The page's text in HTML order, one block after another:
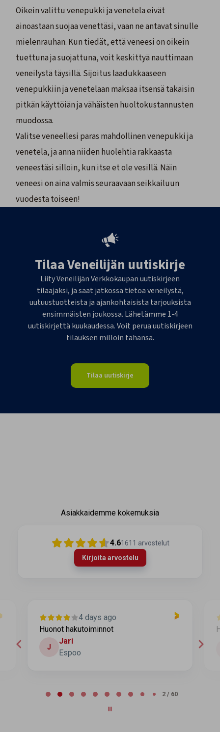
Oikein valittu venepukki ja venetela eivät
ainoastaan suojaa venettäsi, vaan ne antavat sinulle
mielenrauhan. Kun tiedät, että veneesi on oikein
tuettuna ja suojattuna, voit keskittyä nauttimaan
veneilystä täysillä. Sijoitus laadukkaaseen
venepukkiin ja venetelaan maksaa itsensä takaisin
pitkän käyttöiän ja vähäisten huoltokustannusten
muodossa.
Valitse veneellesi paras mahdollinen venepukki ja
venetela, ja anna niiden huolehtia rakkaasta
veneestäsi silloin, kun itse et ole vesillä. Näin
veneesi on aina valmis seuraavaan seikkailuun
vuodesta toiseen!
Tilaa Veneilijän uutiskirje
Liity Veneilijän Verkkokaupan uutiskirjeen
tilaajaksi, ja saat jatkossa tietoa veneilystä,
uutuustuotteista ja ajankohtaisista tarjouksista
ensimmäisten joukossa. Lähetämme 1-4
uutiskirjettä kuukaudessa. Voit perua uutiskirjeen
tilauksen milloin tahansa.
Tilaa uutiskirje
Asiakkaidemme kokemuksia
4.61611 arvostelut
Kirjoita arvostelu
4 days ago
Huonot hakutoiminnot
J
Jari
Espoo
2 / 60